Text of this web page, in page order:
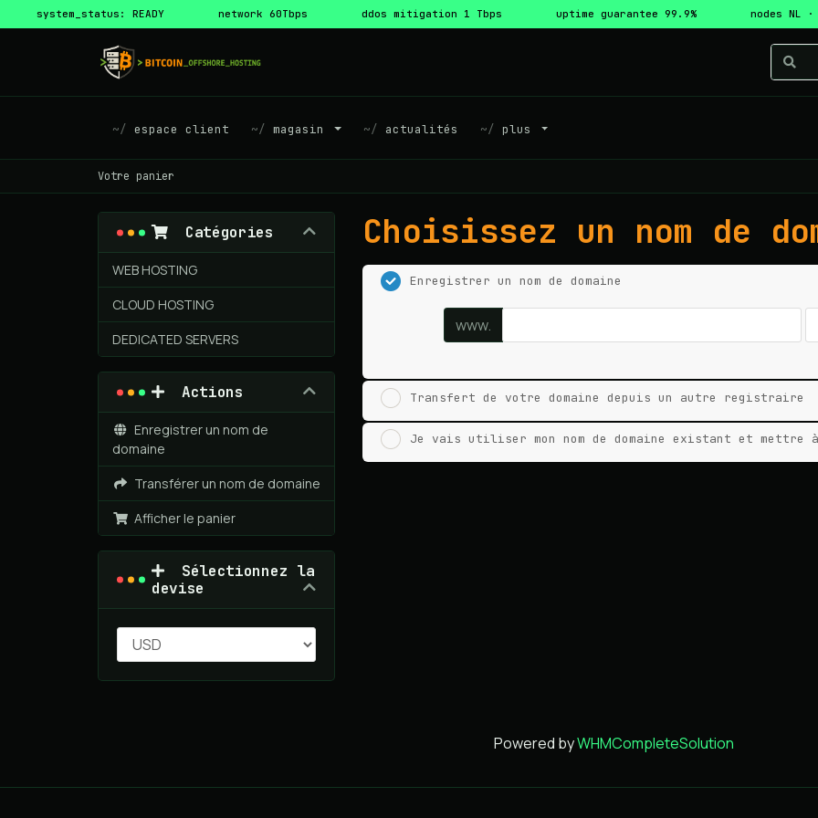
system_status: READY network 60Tbps ddos mitigation 1 Tbps uptime guarantee 99.9% nodes NL ·
espace client magasin actualités plus
Votre panier
Catégories
WEB HOSTING
CLOUD HOSTING
DEDICATED SERVERS
Actions
Enregistrer un nom de
domaine
Transférer un nom de domaine
Afficher le panier
Sélectionnez la
devise
Choisissez un nom de
Enregistrer un nom de domaine
www.
Transfert de votre domaine depuis un autre registraire
Je vais utiliser mon nom de domaine existant et mettre à
Powered byWHMCompleteSolution